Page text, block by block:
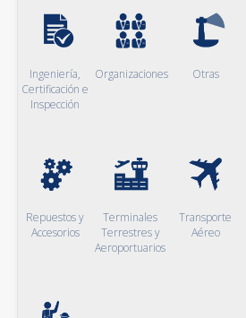
Ingeniería,
Certificación e
Inspección
Organizaciones Otras
Repuestos y
Accesorios
Terminales
Terrestres y
Aeroportuarios
Transporte
Aéreo